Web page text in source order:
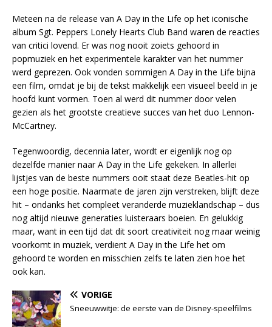
Meteen na de release van A Day in the Life op het iconische
album Sgt. Peppers Lonely Hearts Club Band waren de reacties
van critici lovend. Er was nog nooit zoiets gehoord in
popmuziek en het experimentele karakter van het nummer
werd geprezen. Ook vonden sommigen A Day in the Life bijna
een film, omdat je bij de tekst makkelijk een visueel beeld in je
hoofd kunt vormen. Toen al werd dit nummer door velen
gezien als het grootste creatieve succes van het duo Lennon-
McCartney.
Tegenwoordig, decennia later, wordt er eigenlijk nog op
dezelfde manier naar A Day in the Life gekeken. In allerlei
lijstjes van de beste nummers ooit staat deze Beatles-hit op
een hoge positie. Naarmate de jaren zijn verstreken, blijft deze
hit – ondanks het compleet veranderde muzieklandschap – dus
nog altijd nieuwe generaties luisteraars boeien. En gelukkig
maar, want in een tijd dat dit soort creativiteit nog maar weinig
voorkomt in muziek, verdient A Day in the Life het om
gehoord te worden en misschien zelfs te laten zien hoe het
ook kan.
VORIGE
Sneeuwwitje: de eerste van de Disney-speelfilms